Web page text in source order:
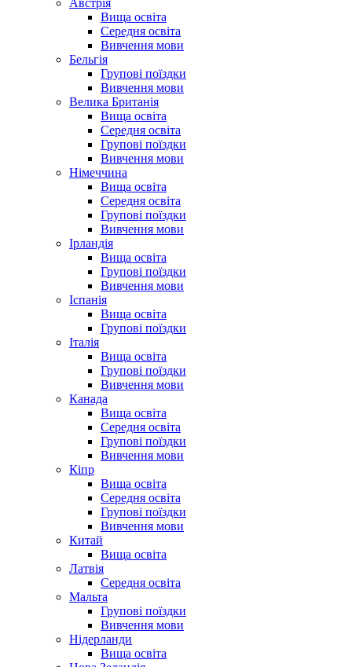
Австрія
Вища освіта
Середня освіта
Вивчення мови
Бельгія
Групові поїздки
Вивчення мови
Велика Британія
Вища освіта
Середня освіта
Групові поїздки
Вивчення мови
Німеччина
Вища освіта
Середня освіта
Групові поїздки
Вивчення мови
Ірландія
Вища освіта
Групові поїздки
Вивчення мови
Іспанія
Вища освіта
Групові поїздки
Італія
Вища освіта
Групові поїздки
Вивчення мови
Канада
Вища освіта
Середня освіта
Групові поїздки
Вивчення мови
Кіпр
Вища освіта
Середня освіта
Групові поїздки
Вивчення мови
Китай
Вища освіта
Латвія
Середня освіта
Мальта
Групові поїздки
Вивчення мови
Нідерланди
Вища освіта